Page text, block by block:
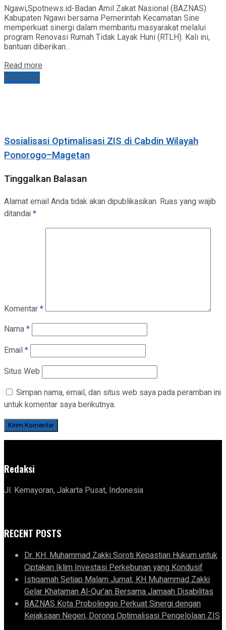
Ngawi,Spotnews.id-Badan Amil Zakat Nasional (BAZNAS)
Kabupaten Ngawi bersama Pemerintah Kecamatan Sine
memperkuat sinergi dalam membantu masyarakat melalui
program Renovasi Rumah Tidak Layak Huni (RTLH). Kali ini,
bantuan diberikan...
Read more
Next Post
Sosialisasi Optimalisasi ZIS di Cabdin Wilayah
Ponorogo–Magetan
Tinggalkan Balasan
Alamat email Anda tidak akan dipublikasikan. Ruas yang wajib
ditandai*
Komentar*
Nama*
Email*
Situs Web
Simpan nama, email, dan situs web saya pada peramban ini
untuk komentar saya berikutnya.
Redaksi
Jl. Kemayoran, Jakarta Pusat, Indonesia
RECENT POSTS
Dr. KH. Muhammad Zakki Soroti Kepastian Hukum untuk
Ciptakan Iklim Investasi Perkebunan yang Kondusif
Istiqamah Setiap Malam Jumat, KH Muhammad Zakki
Gelar Khataman Al-Qur’an Bersama Jamaah Disabilitas
BAZNAS Kota Probolinggo Perkuat Sinergi dengan
Kejaksaan Negeri, Dorong Optimalisasi Pengelolaan ZIS